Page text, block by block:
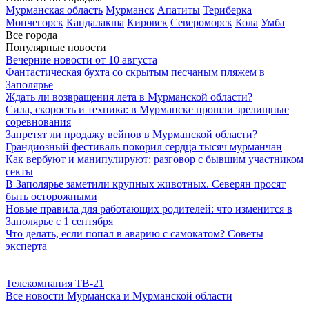
Мурманская область Мурманск Апатиты Териберка
Мончегорск Кандалакша Кировск Североморск Кола Умба
Все города
Популярные новости
Вечерние новости от 10 августа
Фантастическая бухта со скрытым песчаным пляжем в
Заполярье
Ждать ли возвращения лета в Мурманской области?
Сила, скорость и техника: в Мурманске прошли зрелищные
соревнования
Запретят ли продажу вейпов в Мурманской области?
Грандиозный фестиваль покорил сердца тысяч мурманчан
Как вербуют и манипулируют: разговор с бывшим участником
секты
В Заполярье заметили крупных животных. Северян просят
быть осторожными
Новые правила для работающих родителей: что изменится в
Заполярье с 1 сентября
Что делать, если попал в аварию с самокатом? Советы
эксперта
Телекомпания ТВ-21
Все новости Мурманска и Мурманской области